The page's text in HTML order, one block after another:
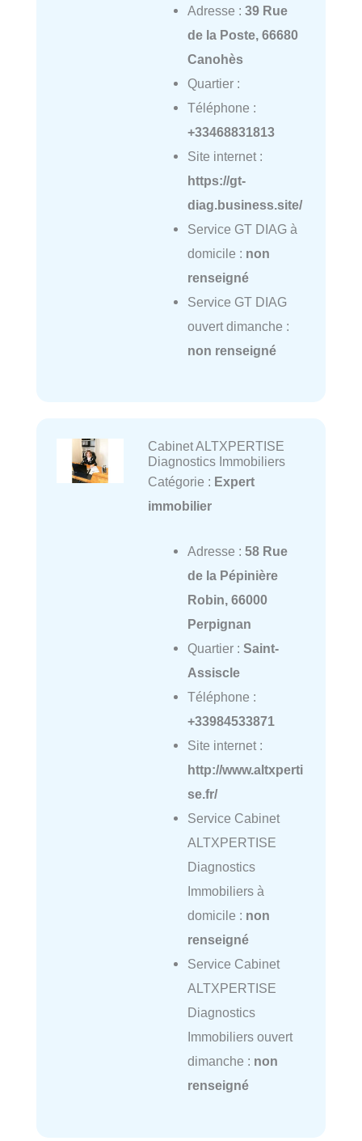
Adresse : 39 Rue
de la Poste, 66680
Canohès
Quartier :
Téléphone :
+33468831813
Site internet :
https://gt-
diag.business.site/
Service GT DIAG à
domicile : non
renseigné
Service GT DIAG
ouvert dimanche :
non renseigné
Cabinet ALTXPERTISE
Diagnostics Immobiliers
Catégorie : Expert
immobilier
Adresse : 58 Rue
de la Pépinière
Robin, 66000
Perpignan
Quartier : Saint-
Assiscle
Téléphone :
+33984533871
Site internet :
http://www.altxperti
se.fr/
Service Cabinet
ALTXPERTISE
Diagnostics
Immobiliers à
domicile : non
renseigné
Service Cabinet
ALTXPERTISE
Diagnostics
Immobiliers ouvert
dimanche : non
renseigné